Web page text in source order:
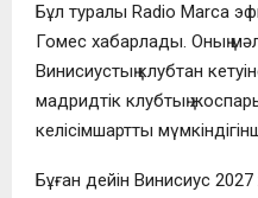
Бұл туралы Radio Marca
Гомес хабарлады. Оның
Винисиустың клубтан
мадридтік клубтың
келісімшартты
Бұған дейін Винисиус